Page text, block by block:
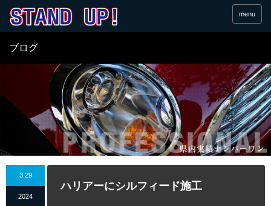
menu
ブログ
3.29
2024
ハリアーにシルフィード施工